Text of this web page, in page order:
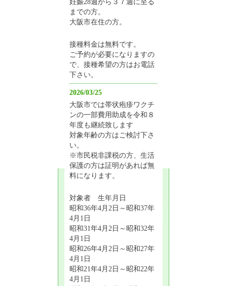
までの方。
大阪市在住の方。
接種料金は無料です。
ご予約が必要になりますの
で、接種希望の方はお電話
下さい。
2026/03/25
大阪市では帯状疱疹ワクチ
ンの一部費用助成を令和８
年度も継続致します
対象年齢の方はご検討下さ
い。
※市民税非課税の方、生活
保護の方は証明があれば無
料になります。
対象者 生年月日
昭和36年4月2日～昭和37年
4月1日
昭和31年4月2日～昭和32年
4月1日
昭和26年4月2日～昭和27年
4月1日
昭和21年4月2日～昭和22年
4月1日